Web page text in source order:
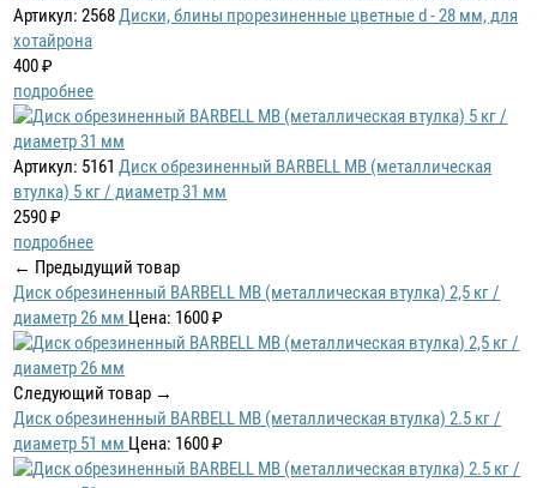
Артикул: 2568Диски, блины прорезиненные цветные d - 28 мм, для
хотайрона
400 ₽
подробнее
Артикул: 5161 Диск обрезиненный BARBELL MB (металлическая
втулка) 5 кг / диаметр 31 мм
2590 ₽
подробнее
← Предыдущий товар
Диск обрезиненный BARBELL MB (металлическая втулка) 2,5 кг /
диаметр 26 мм Цена: 1600 ₽
Следующий товар →
Диск обрезиненный BARBELL MB (металлическая втулка) 2.5 кг /
диаметр 51 мм Цена: 1600 ₽